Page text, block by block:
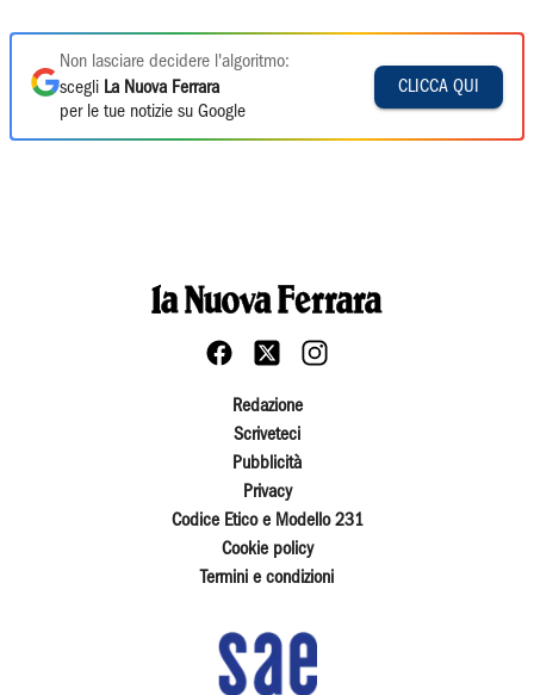
Non lasciare decidere l'algoritmo:
scegli La Nuova Ferrara
per le tue notizie su Google
CLICCA QUI
Redazione
Scriveteci
Pubblicità
Privacy
Codice Etico e Modello 231
Cookie policy
Termini e condizioni